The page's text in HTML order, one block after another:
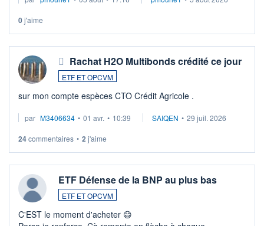
0j'aime
Rachat H2O Multibonds crédité ce jour
ETF ET OPCVM
sur mon compte espèces CTO Crédit Agricole .
par M3406634 • 01 avr. • 10:39 SAIQEN • 29 juil. 2026
24commentaires • 2 j'aime
ETF Défense de la BNP au plus bas
ETF ET OPCVM
C'EST le moment d'acheter 😄​